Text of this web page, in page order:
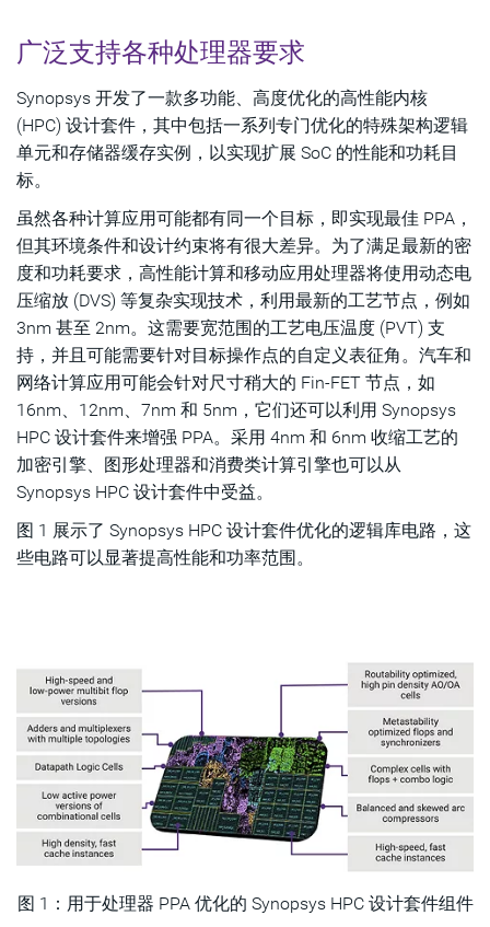
广泛支持各种处理器要求
Synopsys 开发了一款多功能、高度优化的高性能内核
(HPC) 设计套件，其中包括一系列专门优化的特殊架构逻辑
单元和存储器缓存实例，以实现扩展 SoC 的性能和功耗目
标。
虽然各种计算应用可能都有同一个目标，即实现最佳 PPA，
但其环境条件和设计约束将有很大差异。为了满足最新的密
度和功耗要求，高性能计算和移动应用处理器将使用动态电
压缩放 (DVS) 等复杂实现技术，利用最新的工艺节点，例如
3nm 甚至 2nm。这需要宽范围的工艺电压温度 (PVT) 支
持，并且可能需要针对目标操作点的自定义表征角。汽车和
网络计算应用可能会针对尺寸稍大的 Fin-FET 节点，如
16nm、12nm、7nm 和 5nm，它们还可以利用 Synopsys
HPC 设计套件来增强 PPA。采用 4nm 和 6nm 收缩工艺的
加密引擎、图形处理器和消费类计算引擎也可以从
Synopsys HPC 设计套件中受益。
图 1 展示了 Synopsys HPC 设计套件优化的逻辑库电路，这
些电路可以显著提高性能和功率范围。
图 1：用于处理器 PPA 优化的 Synopsys HPC 设计套件组件